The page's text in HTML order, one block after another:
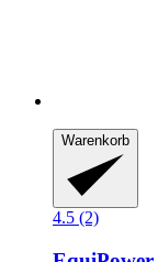
Warenkorb
4.5 (2)